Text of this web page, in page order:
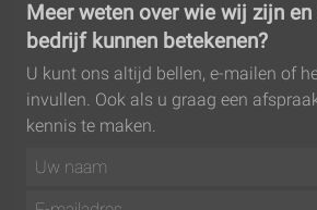
Meer weten over wie wij zijn
bedrijf kunnen betekenen?
U kunt ons altijd bellen, e-mailen of
invullen. Ook als u graag een
kennis te maken.